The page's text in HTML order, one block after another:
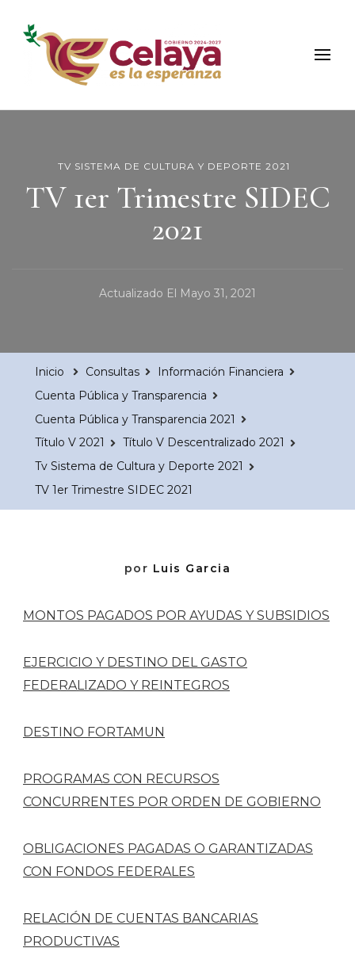
Municipio de Celaya
Portal Oficial del Municipio de Celaya
TV SISTEMA DE CULTURA Y DEPORTE 2021
TV 1er Trimestre SIDEC
2021
Actualizado El Mayo 31, 2021
Inicio Consultas
Información Financiera
Cuenta Pública y Transparencia
Cuenta Pública y Transparencia 2021
Título V 2021
Título V Descentralizado 2021
Tv Sistema de Cultura y Deporte 2021
TV 1er Trimestre SIDEC 2021
por Luis Garcia
MONTOS PAGADOS POR AYUDAS Y SUBSIDIOS
EJERCICIO Y DESTINO DEL GASTO
FEDERALIZADO Y REINTEGROS
DESTINO FORTAMUN
PROGRAMAS CON RECURSOS
CONCURRENTES POR ORDEN DE GOBIERNO
OBLIGACIONES PAGADAS O GARANTIZADAS
CON FONDOS FEDERALES
RELACIÓN DE CUENTAS BANCARIAS
PRODUCTIVAS